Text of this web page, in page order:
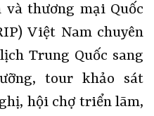
thương mại Quốc
Việt Nam chuyên
Trung Quốc sang
tour khảo sát
hội chợ triển lãm,